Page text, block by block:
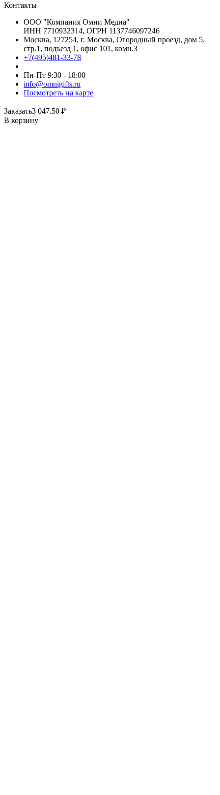
Контакты
ООО "Компания Омни Медиа"
ИНН 7710932314, ОГРН 1137746097246
Москва, 127254, г. Москва, Огородный проезд, дом 5,
стр.1, подъезд 1, офис 101, комн.3
+7(495)481-33-78
Пн-Пт 9:30 - 18:00
info@omnigifts.ru
Посмотреть на карте
Заказать3 047.50 ₽
В корзину